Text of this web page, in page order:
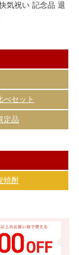
気祝い 記念品 退
べセット
定品
焼酎